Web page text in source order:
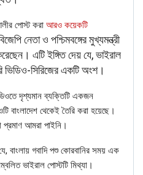
any story,
88268 00707
পোস্ট করা আরও কয়েকটি
নেতা ও পশ্চিমবঙ্গের মুখ্যমন্ত্রী
এটি ইঙ্গিত দেয় যে, ভাইরাল
ভিডিও-সিরিজের একটি অংশ।
দৃশ্যমান ব্যক্তিটি একজন
বাংলাদেশ থেকেই তৈরি করা হয়েছে।
প্রমাণ আমরা পাইনি।
বাংলায় গবাদি পশু কোরবানির সময় এক
ভাইরাল পোস্টটি মিথ্যা।